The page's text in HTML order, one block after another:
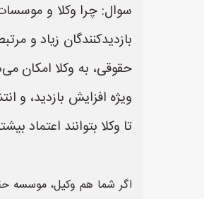
سوال: چرا وکلا و
بازدیدکنندگان زیاد و
حقوقی، به وکلا امکان
ویژه افزایش بازدید، و
تا وکلا بتوانند اعتماد
اگر شما هم وکیل، موسسه